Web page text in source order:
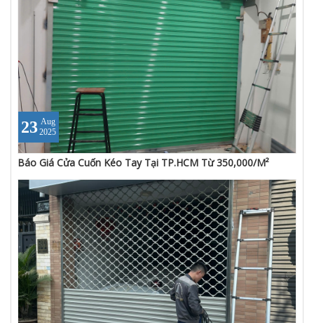
23 Aug
2025
Báo Giá Cửa Cuốn Kéo Tay Tại TP.HCM Từ 350,000/M²